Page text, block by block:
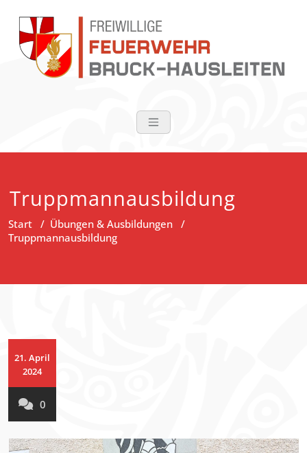
springen
FF Bruck-
Truppmannausbildung
Start / Übungen & Ausbildungen /
Truppmannausbildung
21. April
2024
0